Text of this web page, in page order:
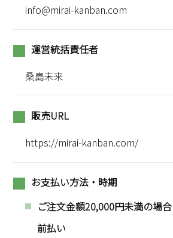
info@mirai-kanban.com
運営統括責任者
桑島未来
販売URL
https://mirai-kanban.com/
お支払い方法・時期
ご注文金額20,000円未満の場合
前払い